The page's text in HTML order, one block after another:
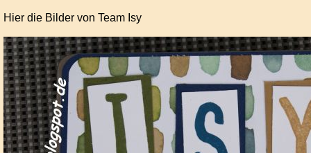
Hier die Bilder von Team Isy